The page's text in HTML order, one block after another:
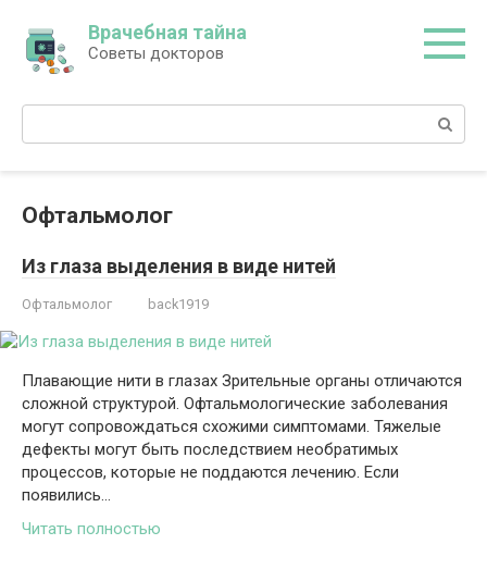
контенту
Врачебная тайна
Советы докторов
Поиск:
Офтальмолог
Из глаза выделения в виде нитей
Офтальмолог back1919
Плавающие нити в глазах Зрительные органы отличаются
сложной структурой. Офтальмологические заболевания
могут сопровождаться схожими симптомами. Тяжелые
дефекты могут быть последствием необратимых
процессов, которые не поддаются лечению. Если
появились…
Читать полностью